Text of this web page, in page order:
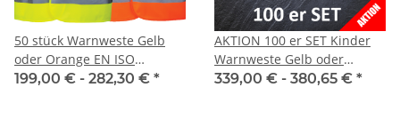
50 stück Warnweste Gelb
oder Orange EN ISO
20471:2013 mit 1.fbg. Druck
199,00 € - 282,30 € *
AKTION 100 er SET Kinder
Warnweste Gelb oder
Orange mit 1.fbg. Druck
339,00 € - 380,65 € *